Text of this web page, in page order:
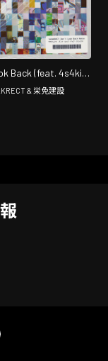
Back (feat. 4s4ki,
soshi, RhymeTube,
& 栄免建設